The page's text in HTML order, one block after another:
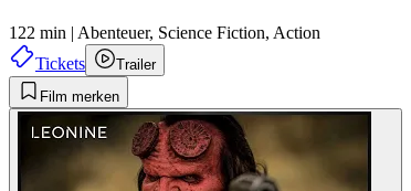
122 min | Abenteuer, Science Fiction, Action
Tickets
Trailer
Film merken